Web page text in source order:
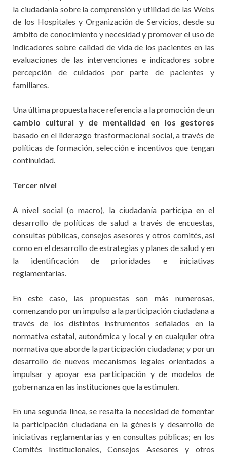
la ciudadanía sobre la comprensión y utilidad de las Webs
de los Hospitales y Organización de Servicios, desde su
ámbito de conocimiento y necesidad y promover el uso de
indicadores sobre calidad de vida de los pacientes en las
evaluaciones de las intervenciones e indicadores sobre
percepción de cuidados por parte de pacientes y
familiares.
Una última propuesta hace referencia a la promoción de un
cambio cultural y de mentalidad en los gestores
basado en el liderazgo trasformacional social, a través de
políticas de formación, selección e incentivos que tengan
continuidad.
Tercer nivel
A nivel social (o macro), la ciudadanía participa en el
desarrollo de políticas de salud a través de encuestas,
consultas públicas, consejos asesores y otros comités, así
como en el desarrollo de estrategias y planes de salud y en
la identificación de prioridades e iniciativas
reglamentarias.
En este caso, las propuestas son más numerosas,
comenzando por un impulso a la participación ciudadana a
través de los distintos instrumentos señalados en la
normativa estatal, autonómica y local y en cualquier otra
normativa que aborde la participación ciudadana; y por un
desarrollo de nuevos mecanismos legales orientados a
impulsar y apoyar esa participación y de modelos de
gobernanza en las instituciones que la estimulen.
En una segunda línea, se resalta la necesidad de fomentar
la participación ciudadana en la génesis y desarrollo de
iniciativas reglamentarias y en consultas públicas; en los
Comités Institucionales, Consejos Asesores y otros